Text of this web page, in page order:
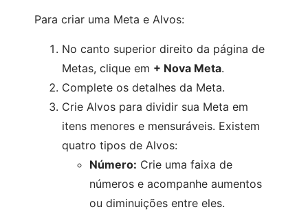
Para criar uma Meta e Alvos:
No canto superior direito da página de
Metas, clique em + Nova Meta.
Complete os detalhes da Meta.
Crie Alvos para dividir sua Meta em
itens menores e mensuráveis. Existem
quatro tipos de Alvos:
Número: Crie uma faixa de
números e acompanhe aumentos
ou diminuições entre eles.